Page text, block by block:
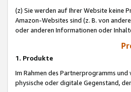
(z) Sie werden auf Ihrer Website keine
Amazon-Websites sind (z. B. von
oder anderen Informationen oder
1. Produkte
Im Rahmen des Partnerprogramms
physische oder digitale Gegenstand,